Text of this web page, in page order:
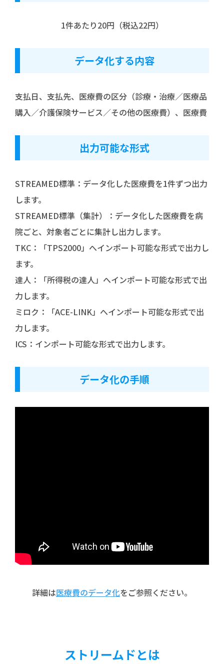
1件あたり20円（税込22円）
データ化する内容
支払日、支払先、医療費の区分（診療・治療／医療品
購入／介護保険サービス／その他の医療費）、医療費
出力可能な形式
STREAMED標準：データ化した医療費を1件ずつ出力
します。
STREAMED標準（集計）：データ化した医療費を病
院ごと、対象者ごとに集計し出力します。
TKC：「TPS2000」へインポート可能な形式で出力し
ます。
達人：「所得税の達人」へインポート可能な形式で出
力します。
ミロク：「ACE-LINK」へインポート可能な形式で出
力します。
ICS：インポート可能な形式で出力します。
データ化の手順
詳細は医療費のデータ化をご参照ください。
ストリームドとは